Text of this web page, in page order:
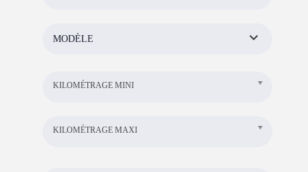
MODÈLE
KILOMÉTRAGE MINI
KILOMÉTRAGE MAXI